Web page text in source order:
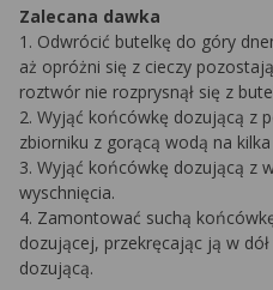
Zalecana dawka
1. Odwrócić butelkę do góry
aż opróżni się z cieczy
roztwór nie rozprysnął się z
2. Wyjąć końcówkę dozującą z
zbiorniku z gorącą wodą na
3. Wyjąć końcówkę dozującą z
wyschnięcia.
4. Zamontować suchą
dozującej, przekręcając ją w
dozującą.